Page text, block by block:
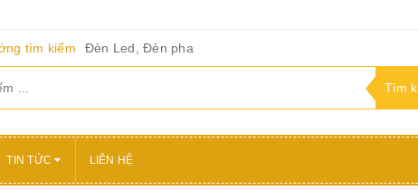
tìm kiếm Đèn Led, Đèn pha
TIN TỨC LIÊN HỆ